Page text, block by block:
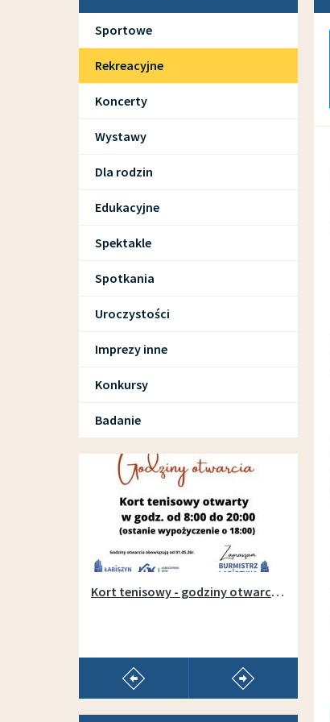
Sportowe
Rekreacyjne
Koncerty
Wystawy
Dla rodzin
Edukacyjne
Spektakle
Spotkania
Uroczystości
Imprezy inne
Konkursy
Badanie
SPORT I REKREACJA
pokaż poprzedni artykuł
Kort tenisowy - godziny otwarcia w sezonie 2026